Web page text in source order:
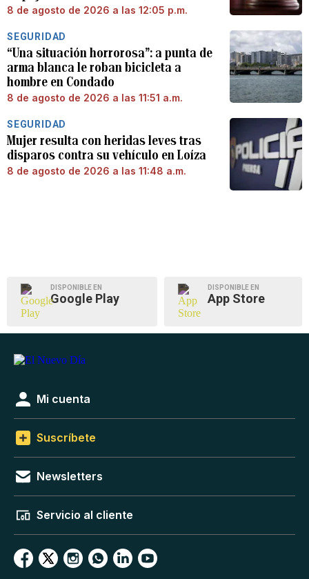
8 de agosto de 2026 a las 12:05 p.m.
SEGURIDAD
“Una situación horrorosa”: a punta de
arma blanca le roban bicicleta a
hombre en Condado
8 de agosto de 2026 a las 11:51 a.m.
SEGURIDAD
Mujer resulta con heridas leves tras
disparos contra su vehículo en Loíza
8 de agosto de 2026 a las 11:48 a.m.
DISPONIBLE EN
Google Play
DISPONIBLE EN
App Store
Mi cuenta
Suscríbete
Newsletters
Servicio al cliente